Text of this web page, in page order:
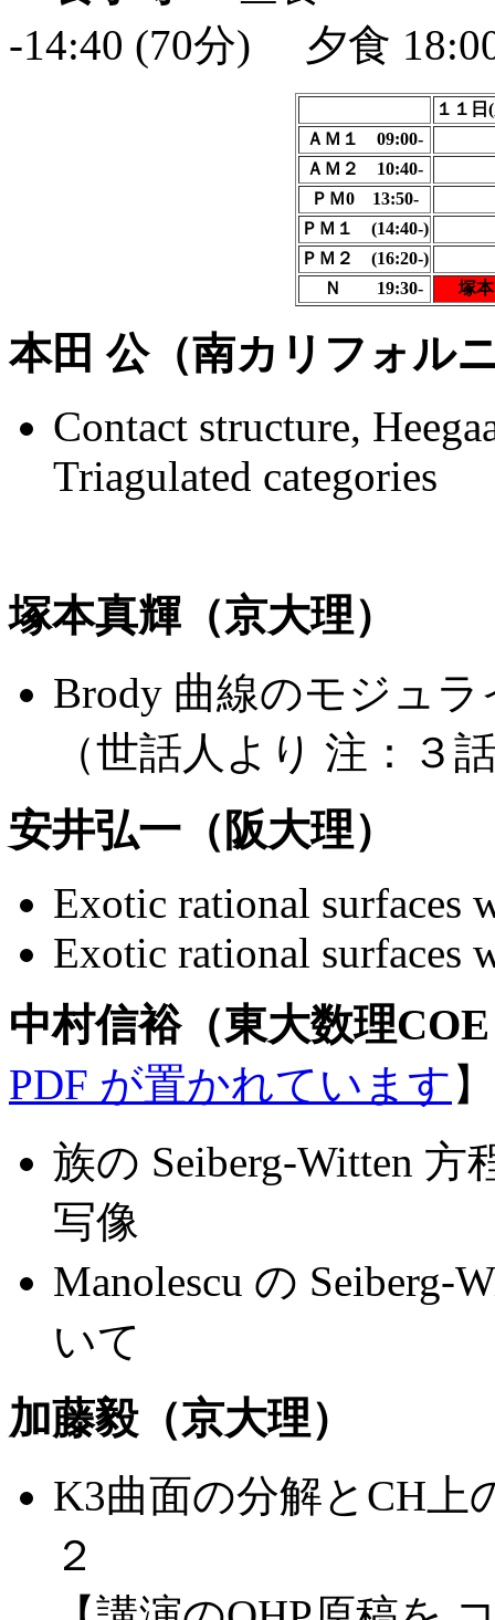
-14:40 (70分) 夕食
１１日
ＡＭ１ 09:00-
ＡＭ２ 10:40-
ＰＭ0 13:50-
ＰＭ１ (14:40-)
ＰＭ２ (16:20-)
Ｎ 19:30-
塚本
本田 公（南カリフォル
Contact structure,
Triagulated categories
塚本真輝（京大理）
Brody 曲線のモジュ
（世話人より 注：３
安井弘一（阪大理）
Exotic rational surfaces
Exotic rational surfaces
中村信裕（東大数理
PDF が置かれています 】
族の Seiberg-Witten
写像
Manolescu の Seiberg-
いて
加藤毅（京大理）
K3曲面の分解とCH上
２